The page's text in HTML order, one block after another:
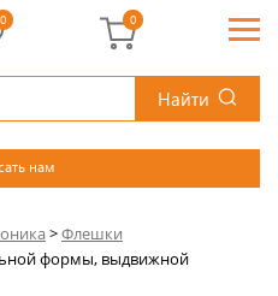
Найти
нам
0 0
>Флешки
формы, выдвижной